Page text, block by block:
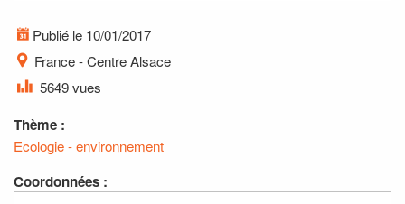
Publié le 10/01/2017
France - Centre Alsace
5649 vues
Thème :
Ecologie - environnement
Coordonnées :